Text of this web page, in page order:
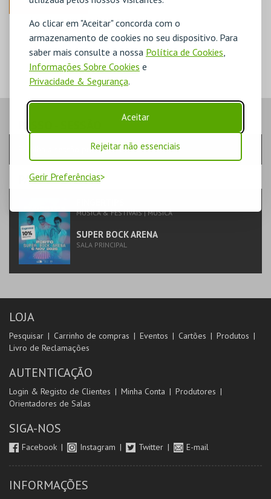
Ao clicar em "Aceitar" concorda com o
armazenamento de cookies no seu dispositivo. Para
saber mais consulte a nossa Política de Cookies,
Informações Sobre Cookies e
Privacidade & Segurança.
Aceitar
Rejeitar não essenciais
Gerir Preferências
DISPONÍVEL
POUCO DISPONÍVEL
ESGOTADO
Escolha a sessão pretendida
PASSO- EVENTO
MÚSICA & FESTIVAIS | MÚSICA
SUPER BOCK ARENA
SALA PRINCIPAL
LOJA
Pesquisar Carrinho de compras Eventos Cartões
Produtos
Livro de Reclamações
AUTENTICAÇÃO
Login & Registo de Clientes Minha Conta
Produtores
Orientadores de Salas
SIGA-NOS
Facebook Instagram Twitter E-mail
INFORMAÇÕES